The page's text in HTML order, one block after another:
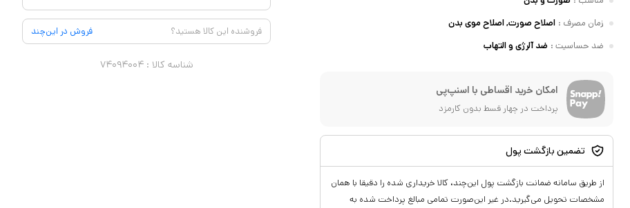
زمان مصرف : اصلاح صورت, اصلاح موی بدن
ضد حساسیت : ضد آلرژی و التهاب
امکان خرید اقساطی با اسنپ‌پی
پرداخت در چهار قسط بدون کارمزد
تضمین بازگشت پول
از طریق سامانه ضمانت بازگشت پول این‌چند، کالا خریداری شده را دقیقا با همان
مشخصات تحویل می‌گیرید.در غیر این‌صورت تمامی مبالغ پرداخت شده به
فروشنده این کالا هستید؟ فروش در این‌چند
شناسه کالا :۷۴۰۹۴۰۰۴